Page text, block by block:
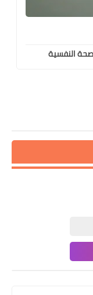
النفسية